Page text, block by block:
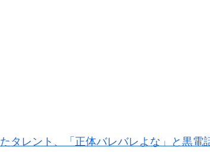
タレント、「正体バレバレよな」と黒電